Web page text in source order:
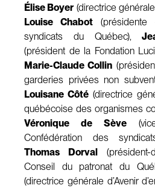
Élise Boyer (directrice
Louise Chabot
syndicats du Québec),
(président de la Fondation
Marie-Claude Collin
garderies privées non
Louisane Côté(directrice
québécoise des organismes
Véronique de Sève
Confédération des
Thomas Dorval
Conseil du patronat du
(directrice générale d’Avenir